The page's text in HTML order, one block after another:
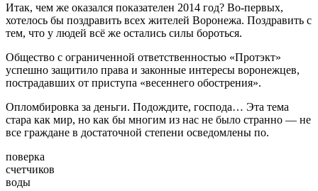
Итак, чем же оказался показателен 2014 год? Во-первых,
хотелось бы поздравить всех жителей Воронежа. Поздравить с
тем, что у людей всё же остались силы бороться.
Общество с ограниченной ответственностью «Протэкт»
успешно защитило права и законные интересы воронежцев,
пострадавших от приступа «весеннего обострения».
Опломбировка за деньги. Подождите, господа… Эта тема
стара как мир, но как бы многим из нас не было странно — не
все граждане в достаточной степени осведомлены по.
поверка
счетчиков
воды